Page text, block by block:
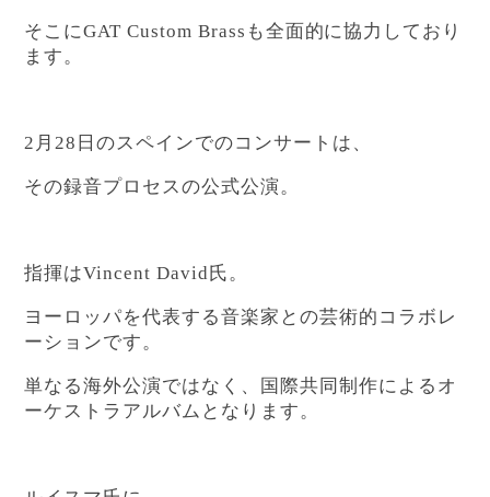
そこにGAT Custom Brassも全面的に協力しており
ます。
2月28日のスペインでのコンサートは、
その録音プロセスの公式公演。
指揮はVincent David氏。
ヨーロッパを代表する音楽家との芸術的コラボレ
ーションです。
単なる海外公演ではなく、国際共同制作によるオ
ーケストラアルバムとなります。